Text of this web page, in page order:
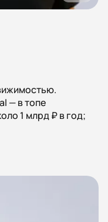
— в топе
1 млрд ₽ в год;